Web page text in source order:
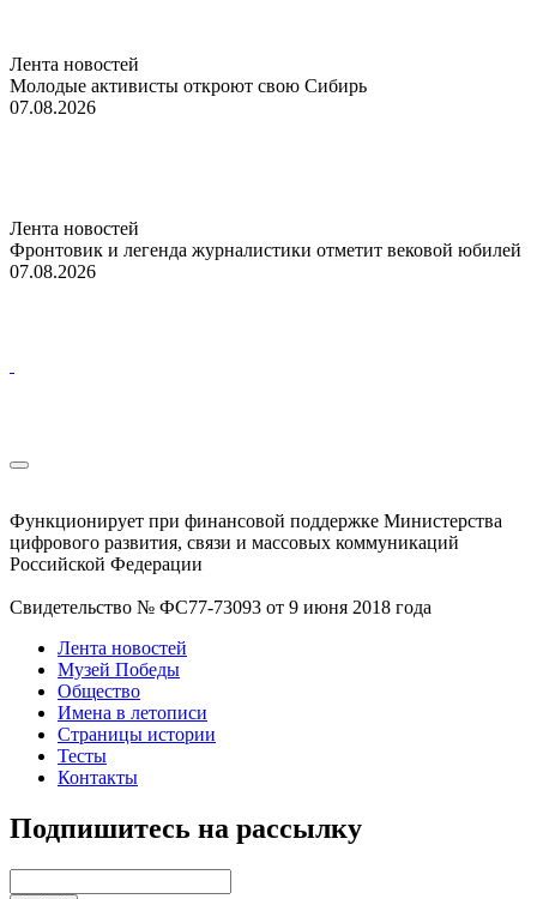
Лента новостей
Молодые активисты откроют свою Сибирь
07.08.2026
Лента новостей
Фронтовик и легенда журналистики отметит вековой юбилей
07.08.2026
Функционирует при финансовой поддержке Министерства
цифрового развития, связи и массовых коммуникаций
Российской Федерации
Свидетельство № ФС77-73093 от 9 июня 2018 года
Лента новостей
Музей Победы
Общество
Имена в летописи
Страницы истории
Тесты
Контакты
Подпишитесь на рассылку